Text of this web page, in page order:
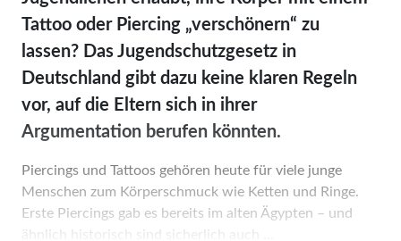
Tattoo oder Piercing „verschönern“ zu
lassen? Das Jugendschutzgesetz in
Deutschland gibt dazu keine klaren Regeln
vor, auf die Eltern sich in ihrer
Argumentation berufen könnten.
Piercings und Tattoos gehören heute für viele junge
Menschen zum Körperschmuck wie Ketten und Ringe.
Erste Piercings gab es bereits im alten Ägypten – und
ähnlich historisch sind sicherlich auch ...